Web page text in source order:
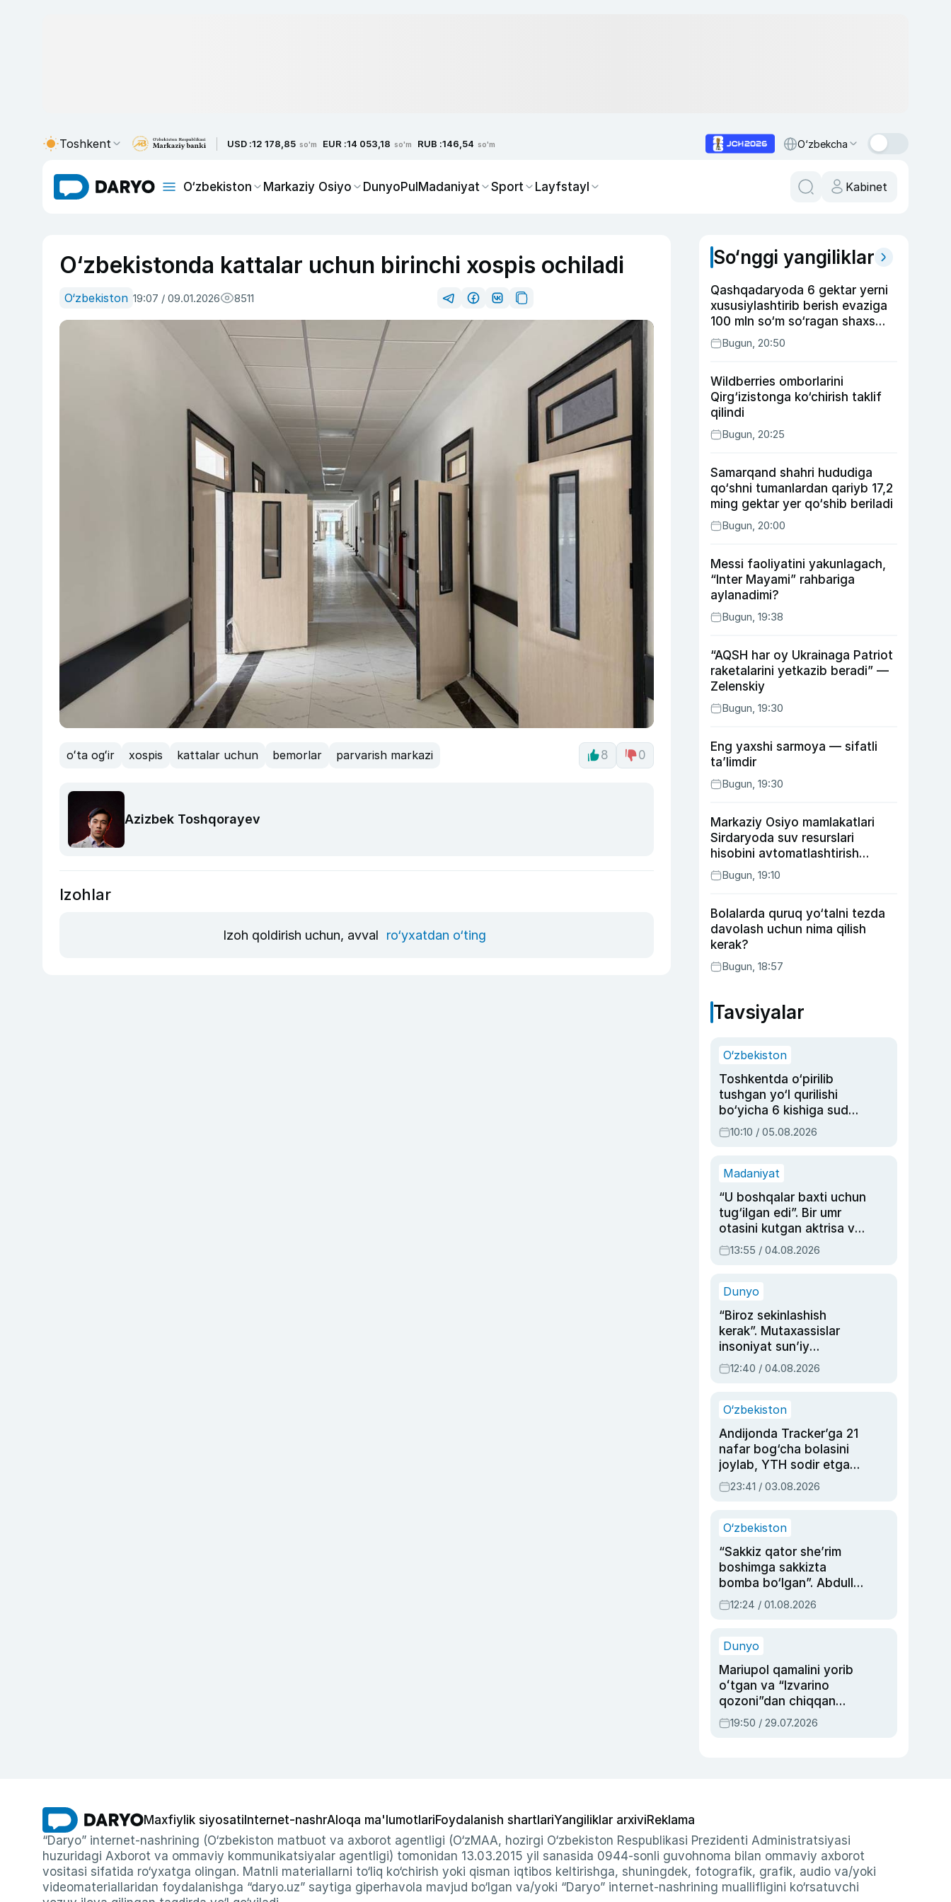
Toshkent USD :12 178,85 so'm EUR :14 053,18 so'm RUB :146,54 so'm O‘zbekcha
O‘zbekiston Markaziy Osiyo DunyoPulMadaniyat Sport Layfstayl Kabinet
O‘zbekistonda kattalar uchun birinchi xospis ochiladi
O‘zbekiston 19:07 / 09.01.2026 8511
oʻta ogʻir xospis kattalar uchun bemorlar parvarish markazi 8 0
Azizbek Toshqorayev
Izohlar
Izoh qoldirish uchun, avval ro‘yxatdan o‘ting
So‘nggi yangiliklar
Qashqadaryoda 6 gektar yerni
xususiylashtirib berish evaziga
100 mln so‘m so‘ragan shaxs
ushlandi
Bugun, 20:50
Wildberries omborlarini
Qirg‘izistonga ko‘chirish taklif
qilindi
Bugun, 20:25
Samarqand shahri hududiga
qo‘shni tumanlardan qariyb 17,2
ming gektar yer qo‘shib beriladi
Bugun, 20:00
Messi faoliyatini yakunlagach,
“Inter Mayami” rahbariga
aylanadimi?
Bugun, 19:38
“AQSH har oy Ukrainaga Patriot
raketalarini yetkazib beradi” —
Zelenskiy
Bugun, 19:30
Eng yaxshi sarmoya — sifatli
ta’limdir
Bugun, 19:30
Markaziy Osiyo mamlakatlari
Sirdaryoda suv resurslari
hisobini avtomatlashtirish
rejasini ishlab chiqishni
ma’qulladi
Bugun, 19:10
Bolalarda quruq yo‘talni tezda
davolash uchun nima qilish
kerak?
Bugun, 18:57
Tavsiyalar
O‘zbekiston
Toshkentda o‘pirilib
tushgan yo‘l qurilishi
bo‘yicha 6 kishiga sud
hukmi o‘qildi
10:10 / 05.08.2026
Madaniyat
“U boshqalar baxti uchun
tug‘ilgan edi”. Bir umr
otasini kutgan aktrisa va
dublyaj ustasi Rimma
Ahmedovaning
13:55 / 04.08.2026
Dunyo
“Biroz sekinlashish
kerak”. Mutaxassislar
insoniyat sun’iy
intellektni boshqara
olmay qolishidan xavotir
12:40 / 04.08.2026
O‘zbekiston
Andijonda Tracker’ga 21
nafar bog‘cha bolasini
joylab, YTH sodir etgan
ayolga sud hukmi o‘qildi
23:41 / 03.08.2026
O‘zbekiston
“Sakkiz qator she’rim
boshimga sakkizta
bomba bo‘lgan”. Abdulla
Oripovni siyosiy
ayblovlardan asrab
12:24 / 01.08.2026
Dunyo
Mariupol qamalini yorib
oʻtgan va “Izvarino
qozoni”dan chiqqan
qahramon — Ukraina
armiyasi bosh
19:50 / 29.07.2026
Maxfiylik siyosati Internet-nashrAloqa ma'lumotlariFoydalanish shartlariYangiliklar arxiviReklama
“Daryo” internet-nashrining (O‘zbekiston matbuot va axborot agentligi (O‘zMAA, hozirgi O‘zbekiston Respublikasi Prezidenti Administratsiyasi
huzuridagi Axborot va ommaviy kommunikatsiyalar agentligi) tomonidan 13.03.2015 yil sanasida 0944-sonli guvohnoma bilan ommaviy axborot
vositasi sifatida ro‘yxatga olingan. Matnli materiallarni to‘liq ko‘chirish yoki qisman iqtibos keltirishga, shuningdek, fotografik, grafik, audio va/yoki
videomateriallaridan foydalanishga “daryo.uz” saytiga giperhavola mavjud bo‘lgan va/yoki “Daryo” internet-nashrining muallifligini ko‘rsatuvchi